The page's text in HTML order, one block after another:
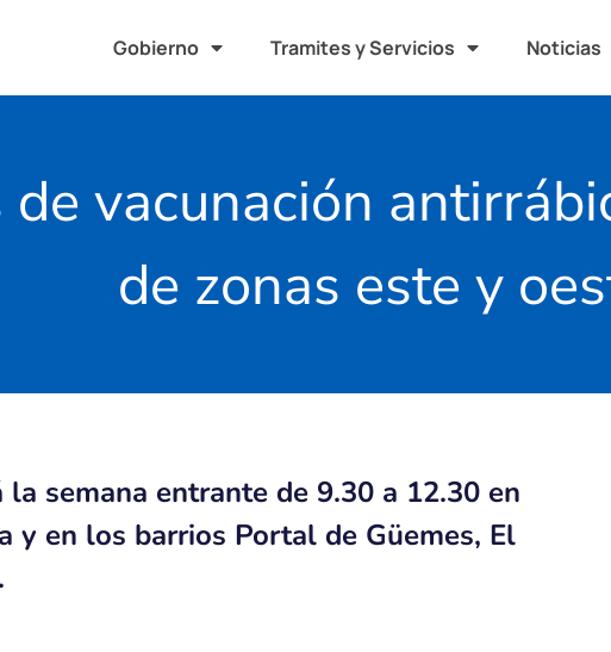
Gobierno Tramites y Servicios Noticias
de vacunación
de zonas este y
semana entrante de 9.30 a 12.30 en
y en los barrios Portal de Güemes, El